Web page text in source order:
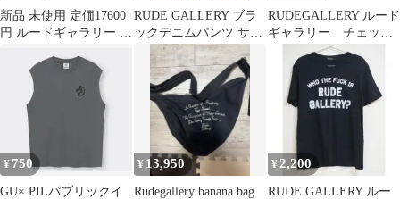
新品 未使用 定価17600
円 ルードギャラリー シ
RUDE GALLERY ブラ
ックデニムパンツ サイ
RUDEGALLERY ルード
ギャラリー チェック
シャツ キムタク
HERO
¥ 750
GU× PILパブリックイ
¥ 13,950
Rudegallery banana bag
¥ 2,200
RUDE GALLERY ルー